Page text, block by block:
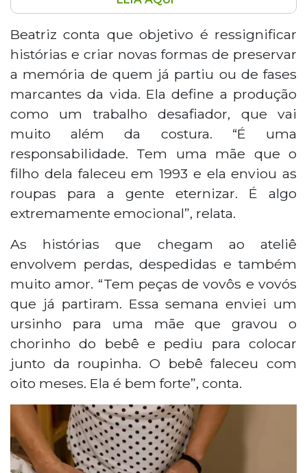
Em Campo Grande, a artesã Beatriz
Defendi transforma roupas carregadas de
memórias em ursos e colchas de
retalhos. Desde 2025, ela trabalha ao lado
da mãe e mais duas costureiras no ateliê
Afeto, onde peças guardadas por anos
ganham nova vida através de um
trabalho manual e minucioso. O projeto
vai além da costura, eternizando histórias
de entes queridos que já partiram ou
momentos especiais da vida. Com preços
entre R$ 359,90 para ursos e até R$ 2.800
para colchas grandes, o ateliê recebe
transformando de 6 a 200 peças de
roupa em objetos que mantêm vivas as
lembranças afetivas.
Beatriz conta que objetivo é ressignificar
histórias e criar novas formas de preservar
a memória de quem já partiu ou de fases
marcantes da vida. Ela define a produção
como um trabalho desafiador, que vai
muito além da costura. “É uma
responsabilidade. Tem uma mãe que o
filho dela faleceu em 1993 e ela enviou as
roupas para a gente eternizar. É algo
extremamente emocional”, relata.
As histórias que chegam ao ateliê
envolvem perdas, despedidas e também
muito amor. “Tem peças de vovôs e vovós
que já partiram. Essa semana enviei um
ursinho para uma mãe que gravou o
chorinho do bebê e pediu para colocar
junto da roupinha. O bebê faleceu com
oito meses. Ela é bem forte”, conta.